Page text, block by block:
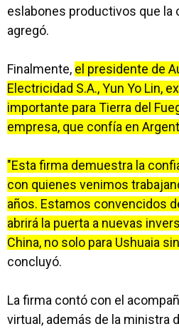
eslabones productivos que la
agregó.
Finalmente, el presidente de
Electricidad S.A., Yun Yo Lin,
importante para Tierra del
empresa, que confía en
"Esta firma demuestra la
con quienes venimos
años. Estamos convencidos
abrirá la puerta a nuevas
China, no solo para Ushuaia
concluyó.
La firma contó con el
virtual, además de la ministra